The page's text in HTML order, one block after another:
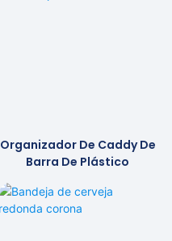
Organizador De Caddy De
Barra De Plástico